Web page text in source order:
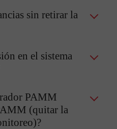
sin retirar la
en el sistema
PAMM
(quitar la